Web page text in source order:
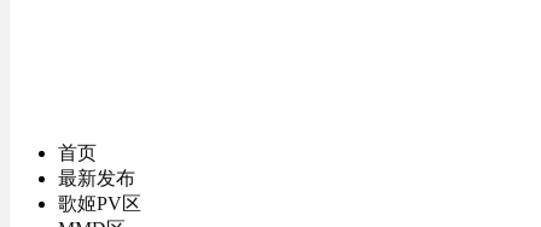
首页
最新发布
歌姬PV区